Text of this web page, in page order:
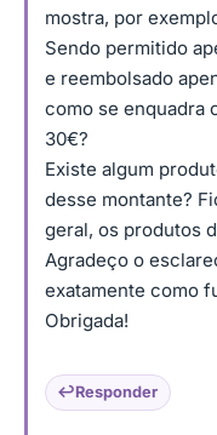
mostra, por
Sendo permitido
e reembolsado
como se enquadra
30€?
Existe algum
desse montante?
geral, os produtos
Agradeço o
exatamente como
Obrigada!
Responder